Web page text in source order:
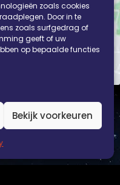
zoals cookies
Door in te
zoals surfgedrag of
geeft of uw
op bepaalde functies
Bekijk voorkeuren